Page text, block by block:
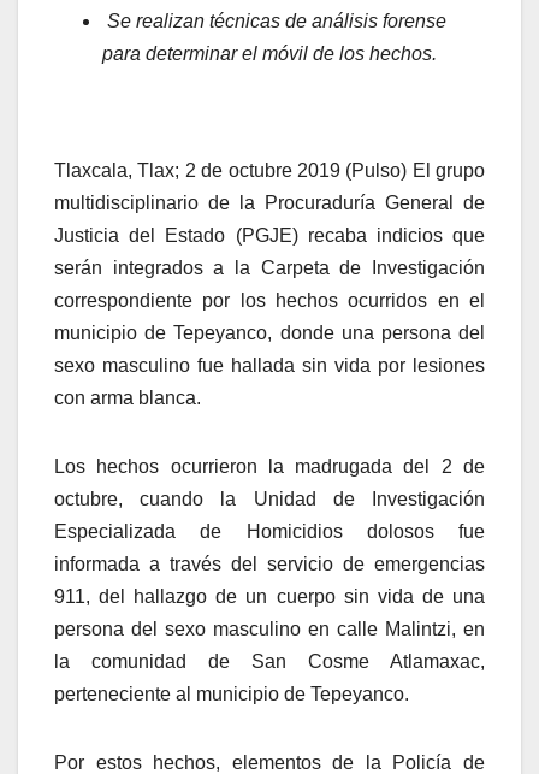
Se realizan técnicas de análisis forense
para determinar el móvil de los hechos.
Tlaxcala, Tlax; 2 de octubre 2019 (Pulso) El grupo
multidisciplinario de la Procuraduría General de
Justicia del Estado (PGJE) recaba indicios que
serán integrados a la Carpeta de Investigación
correspondiente por los hechos ocurridos en el
municipio de Tepeyanco, donde una persona del
sexo masculino fue hallada sin vida por lesiones
con arma blanca.
Los hechos ocurrieron la madrugada del 2 de
octubre, cuando la Unidad de Investigación
Especializada de Homicidios dolosos fue
informada a través del servicio de emergencias
911, del hallazgo de un cuerpo sin vida de una
persona del sexo masculino en calle Malintzi, en
la comunidad de San Cosme Atlamaxac,
perteneciente al municipio de Tepeyanco.
Por estos hechos, elementos de la Policía de